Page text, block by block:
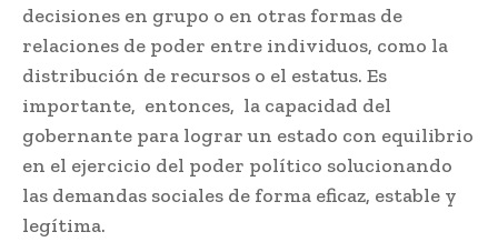
decisiones en grupo o en otras formas de
relaciones de poder entre individuos, como la
distribución de recursos o el estatus. Es
importante, entonces, la capacidad del
gobernante para lograr un estado con equilibrio
en el ejercicio del poder político solucionando
las demandas sociales de forma eficaz, estable y
legítima.